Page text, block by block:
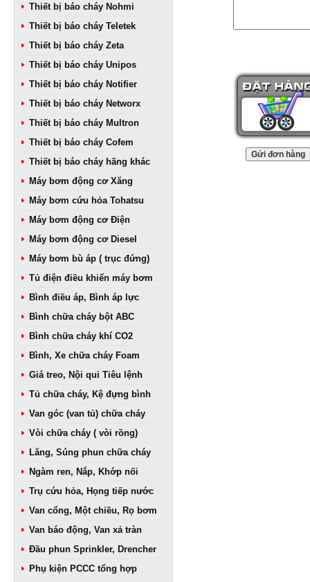
Thiết bị báo cháy Nohmi
Thiết bị báo cháy Teletek
Thiết bị báo cháy Zeta
Thiết bị báo cháy Unipos
Thiết bị báo cháy Notifier
Thiết bị báo cháy Networx
Thiết bị báo cháy Multron
Thiết bị báo cháy Cofem
Thiết bị báo cháy hãng khác
Máy bơm động cơ Xăng
Máy bơm cứu hỏa Tohatsu
Máy bơm động cơ Điện
Máy bơm động cơ Diesel
Máy bơm bù áp ( trục đứng)
Tủ điện điều khiển máy bơm
Bình điều áp, Bình áp lực
Bình chữa cháy bột ABC
Bình chữa cháy khí CO2
Bình, Xe chữa cháy Foam
Giá treo, Nội qui Tiêu lệnh
Tủ chữa cháy, Kệ đựng bình
Van góc (van tủ) chữa cháy
Vòi chữa cháy ( vòi rồng)
Lăng, Súng phun chữa cháy
Ngàm ren, Nắp, Khớp nối
Trụ cứu hỏa, Họng tiếp nước
Van cổng, Một chiều, Rọ bơm
Van báo động, Van xả tràn
Đầu phun Sprinkler, Drencher
Phụ kiện PCCC tổng hợp